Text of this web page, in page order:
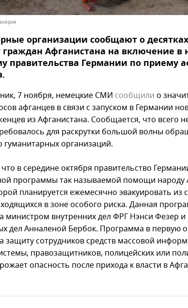
организации сообщают о
граждан Афганистана на включение в
правительства Германии по приему
7 ноября, немецкие СМИ сообщили о
афганцев в связи с запуском в Германии
из Афганистана. Сообщается, что всего
для раскрутки большой волны
гуманитарных организаций.
в середине октября правительство
программы так называемой помощи народу
планируется ежемесячно эвакуировать из
в зоне особого риска. Данная
министром внутренних дел ФРГ Нэнси Фезер
дел Анналеной Бербок. Программа в первую
защиту сотрудников средств массовой
правозащитников, полицейских или
опасность после прихода к власти в